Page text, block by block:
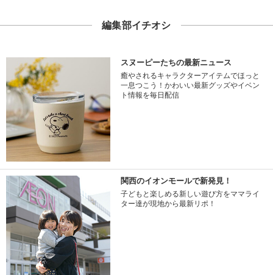
編集部イチオシ
スヌーピーたちの最新ニュース
癒やされるキャラクターアイテムでほっと
一息つこう！かわいい最新グッズやイベン
ト情報を毎日配信
関西のイオンモールで新発見！
子どもと楽しめる新しい遊び方をママライ
ター達が現地から最新リポ！